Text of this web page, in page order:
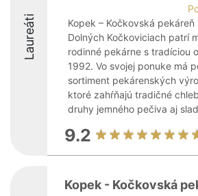
Laureáti
Kopek – Kočkovská pekáreň
Dolných Kočkoviciach patrí
rodinné pekárne s tradíciou
1992. Vo svojej ponuke má
sortiment pekárenských
ktoré zahŕňajú tradičné
druhy jemného pečiva aj
9.2
Kopek - Kočkovská